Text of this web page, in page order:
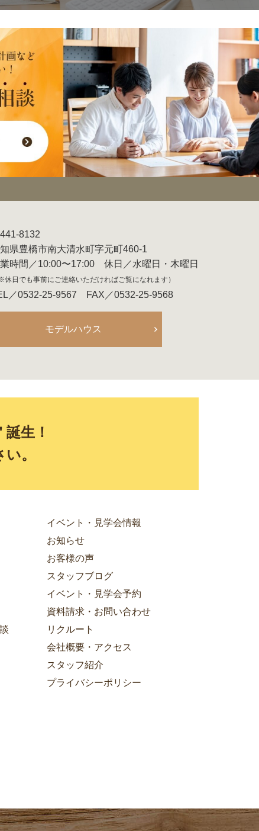
8132
県豊橋市南大清水町字元町460-1
時間／10:00〜17:00 休日／水曜日・木曜日
※休日でも事前にご連絡いただければご覧になれます）
／0532-25-9567 FAX／0532-25-9568
モデルハウス
生！
。
イベント・見学会情報
お知らせ
お客様の声
スタッフブログ
イベント・見学会予約
資料請求・お問い合わせ
リクルート
会社概要・アクセス
スタッフ紹介
プライバシーポリシー